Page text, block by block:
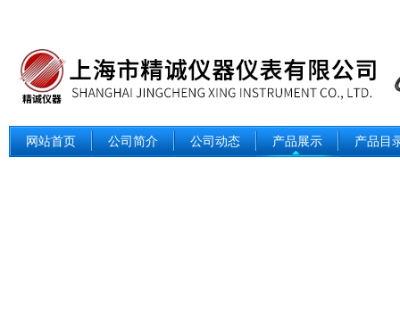
网站首页 公司简介 公司动态 产品展示 产品目